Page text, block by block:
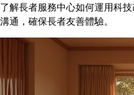
了解長者服務中心如何運用科
溝通，確保長者友善體驗。